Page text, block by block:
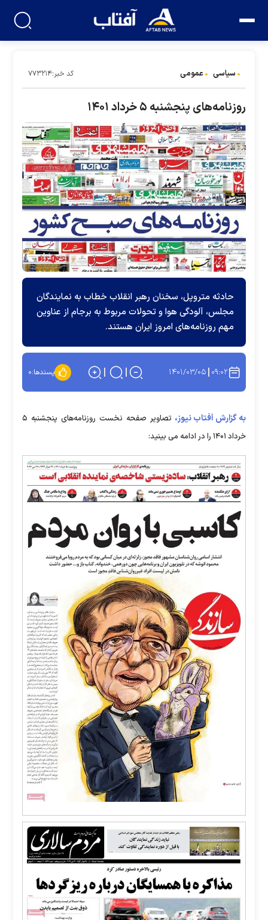
سیاسی عمومی کد خبر:۷۷۳۲۱۴
روزنامه‌های پنجشنبه ۵ خرداد ۱۴۰۱
حادثه متروپل، سخنان رهبر انقلاب خطاب به نمایندگان
مجلس، آلودگی هوا و تحولات مربوط به برجام از عناوین
مهم روزنامه‌های امروز ایران هستند.
۰۹:۰۲ ۱۴۰۱/۰۳/۰۵ پسندها:۰
به گزارش آفتاب نیوز،
تصاویر صفحه نخست روزنامه‌های پنجشنبه ۵
خرداد ۱۴۰۱ را در ادامه می بینید: